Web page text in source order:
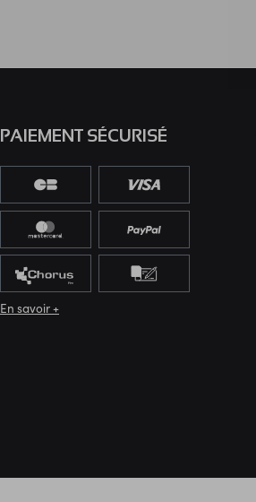
PAIEMENT SÉCURISÉ
En savoir +